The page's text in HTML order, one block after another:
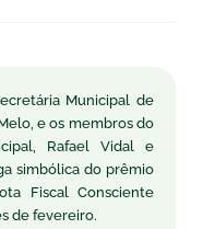
Municipal de
e os membros do
Rafael Vidal e
simbólica do prêmio
Fiscal Consciente
de fevereiro.